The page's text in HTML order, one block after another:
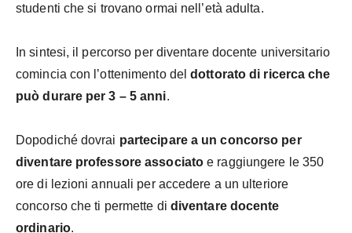
studenti che si trovano ormai nell’età adulta.
In sintesi, il percorso per diventare docente universitario
comincia con l’ottenimento deldottorato di ricerca che
può durare per 3 – 5 anni.
Dopodiché dovrai partecipare a un concorso per
diventare professore associato e raggiungere le 350
ore di lezioni annuali per accedere a un ulteriore
concorso che ti permette di diventare docente
ordinario.